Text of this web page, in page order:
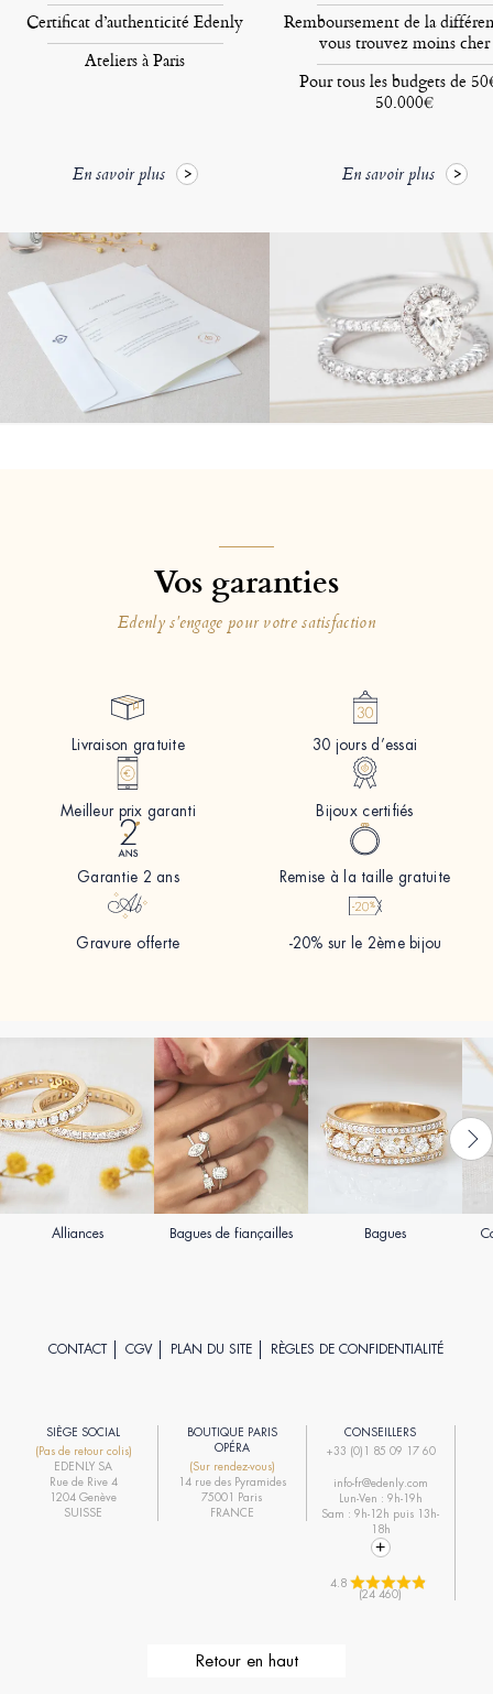
Certificat d’authenticité Edenly
Ateliers à Paris
En savoir plus
Remboursement de la
vous trouvez moins cher
Pour tous les budgets de
50.000€
En savoir plus
Vos garanties
Edenly s'engage pour votre satisfaction
Livraison gratuite 30 jours d’essai
Meilleur prix garanti Bijoux certifiés
Garantie 2 ans Remise à la taille gratuite
Gravure offerte -20% sur le 2ème bijou
Alliances Bagues de fiançailles Bagues
CONTACT CGV PLAN DU SITE RÈGLES DE CONFIDENTIALITÉ
SIÈGE SOCIAL
(Pas de retour colis)
EDENLY SA
Rue de Rive 4
1204 Genève
SUISSE
BOUTIQUE PARIS
OPÉRA
(Sur rendez-vous)
14 rue des Pyramides
75001 Paris
FRANCE
CONSEILLERS
+33 (0)1 85 09 17 60
info-fr@edenly.com
Lun-Ven : 9h-19h
Sam : 9h-12h puis 13h-
18h
4.8
(24 460)
Retour en haut